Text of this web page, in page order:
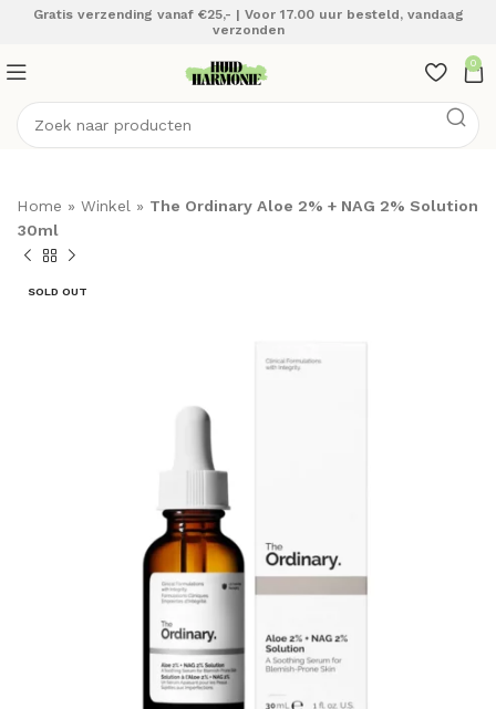
Gratis verzending vanaf €25,- | Voor 17.00 uur besteld, vandaag
verzonden
0
Home » Winkel » The Ordinary Aloe 2% + NAG 2% Solution
30ml
SOLD OUT